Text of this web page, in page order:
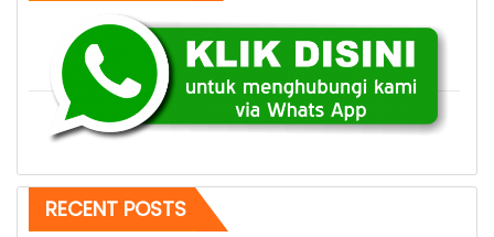
Tengah
Maluku
Utara”
RECENT POSTS